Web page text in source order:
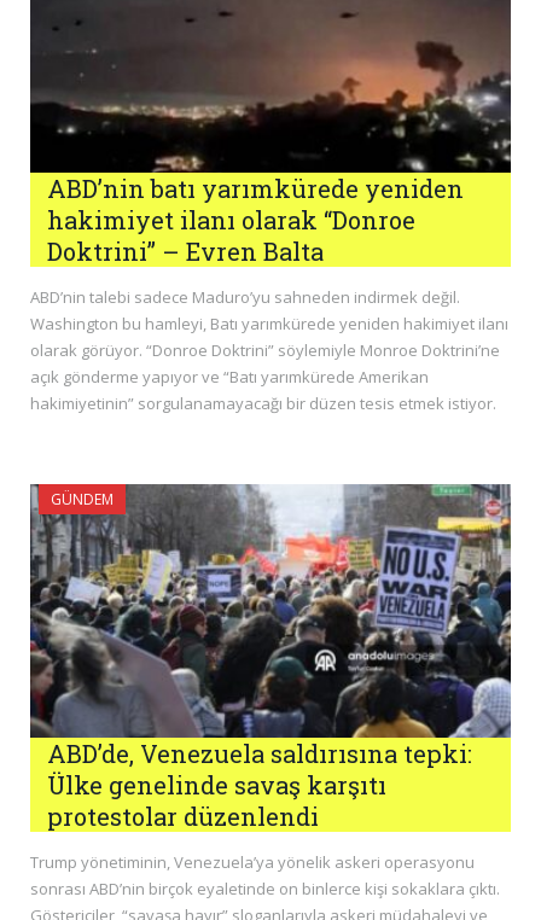
ABD’nin batı yarımkürede yeniden
hakimiyet ilanı olarak “Donroe
Doktrini” – Evren Balta
ABD’nin talebi sadece Maduro’yu sahneden indirmek değil.
Washington bu hamleyi, Batı yarımkürede yeniden hakimiyet ilanı
olarak görüyor. “Donroe Doktrini” söylemiyle Monroe Doktrini’ne
açık gönderme yapıyor ve “Batı yarımkürede Amerikan
hakimiyetinin” sorgulanamayacağı bir düzen tesis etmek istiyor.
GÜNDEM
ABD’de, Venezuela saldırısına tepki:
Ülke genelinde savaş karşıtı
protestolar düzenlendi
Trump yönetiminin, Venezuela’ya yönelik askeri operasyonu
sonrası ABD’nin birçok eyaletinde on binlerce kişi sokaklara çıktı.
Göstericiler, “savaşa hayır” sloganlarıyla askeri müdahaleyi ve